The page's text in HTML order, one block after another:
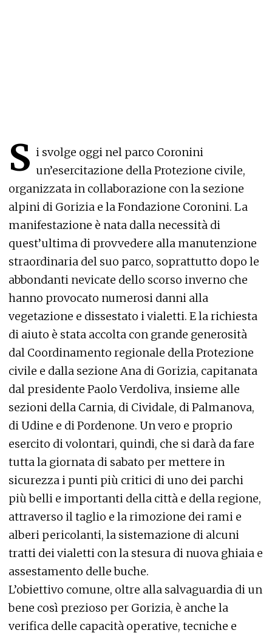
S i svolge oggi nel parco Coronini
un’esercitazione della Protezione civile,
organizzata in collaborazione con la sezione
alpini di Gorizia e la Fondazione Coronini. La
manifestazione è nata dalla necessità di
quest’ultima di provvedere alla manutenzione
straordinaria del suo parco, soprattutto dopo le
abbondanti nevicate dello scorso inverno che
hanno provocato numerosi danni alla
vegetazione e dissestato i vialetti. E la richiesta
di aiuto è stata accolta con grande generosità
dal Coordinamento regionale della Protezione
civile e dalla sezione Ana di Gorizia, capitanata
dal presidente Paolo Verdoliva, insieme alle
sezioni della Carnia, di Cividale, di Palmanova,
di Udine e di Pordenone. Un vero e proprio
esercito di volontari, quindi, che si darà da fare
tutta la giornata di sabato per mettere in
sicurezza i punti più critici di uno dei parchi
più belli e importanti della città e della regione,
attraverso il taglio e la rimozione dei rami e
alberi pericolanti, la sistemazione di alcuni
tratti dei vialetti con la stesura di nuova ghiaia e
assestamento delle buche.
L’obiettivo comune, oltre alla salvaguardia di un
bene così prezioso per Gorizia, è anche la
verifica delle capacità operative, tecniche e